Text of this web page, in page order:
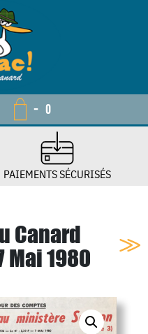
- 0
PAIEMENTS SÉCURISÉS
Canard
Mai 1980